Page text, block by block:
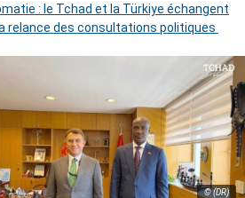
: le Tchad et la Türkiye échangent
relance des consultations politiques
© (DR)